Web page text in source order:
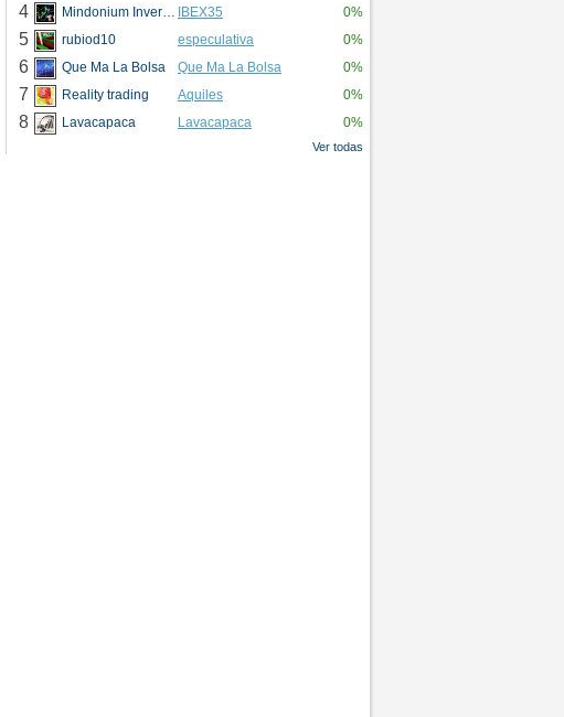
4 Mindonium Inversions IBEX35 0%
5 rubiod10 especulativa 0%
6 Que Ma La Bolsa Que Ma La Bolsa 0%
7 Reality trading Aquiles 0%
8 Lavacapaca Lavacapaca 0%
Ver todas